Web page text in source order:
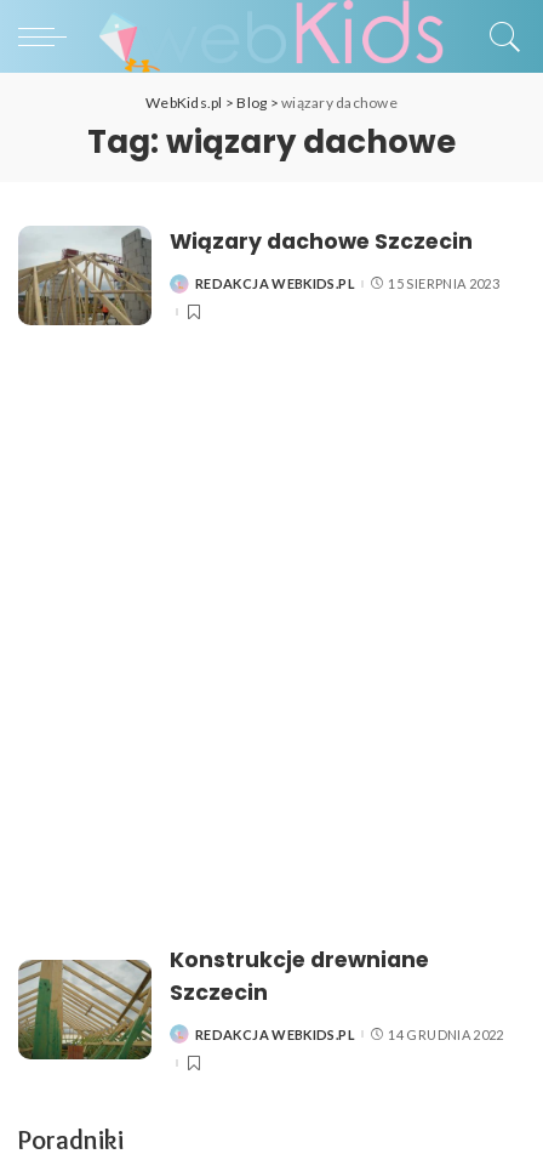
WebKids.pl >Blog >wiązary dachowe
Tag:wiązary dachowe
Wiązary dachowe Szczecin
POSTED
REDAKCJA WEBKIDS.PL 15 SIERPNIA 2023
Konstrukcje drewniane
Szczecin
POSTED
REDAKCJA WEBKIDS.PL 14 GRUDNIA 2022
Poradniki